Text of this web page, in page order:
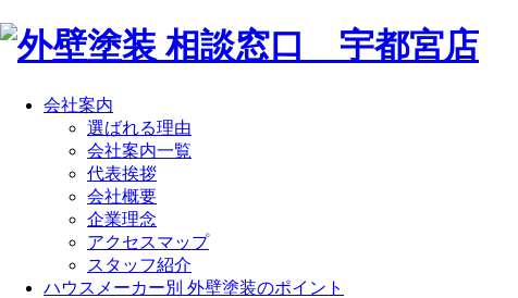
会社案内
選ばれる理由
会社案内一覧
代表挨拶
会社概要
企業理念
アクセスマップ
スタッフ紹介
ハウスメーカー別 外壁塗装のポイント